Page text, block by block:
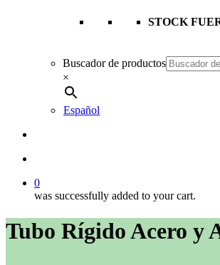
STOCK
Buscador de productos
×
Español
0
was successfully added to your cart.
Tubo Rígido Acero y